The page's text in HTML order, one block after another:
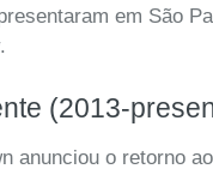
em São
(2013-
anunciou o retorno